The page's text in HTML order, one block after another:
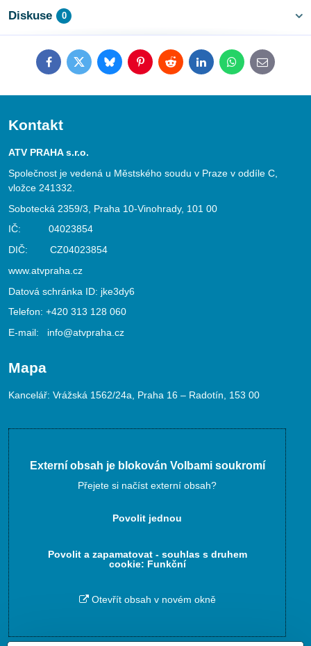
Diskuse 0
FacebookTwitterBlueskyPinterestRedditLinkedInWhatsApp
E-
mail
Kontakt
ATV PRAHA s.r.o.
Společnost je vedená u Městského soudu v Praze v oddíle C,
vložce 241332.
Sobotecká 2359/3, Praha 10-Vinohrady, 101 00
IČ: 04023854
DIČ: CZ04023854
www.atvpraha.cz
Datová schránka ID: jke3dy6
Telefon: +420 313 128 060
E-mail: info@atvpraha.cz
Mapa
Kancelář: Vrážská 1562/24a, Praha 16 – Radotín, 153 00
Externí obsah je blokován Volbami soukromí
Přejete si načíst externí obsah?
Povolit jednou
Povolit a zapamatovat - souhlas s druhem
cookie: Funkční
Otevřít obsah v novém okně